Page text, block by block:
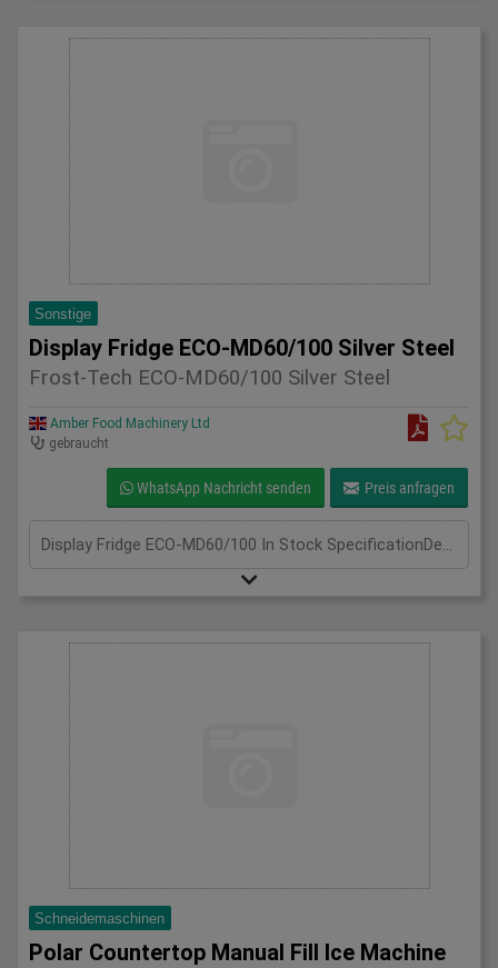
Sonstige
Display Fridge ECO-MD60/100 Silver Steel
Frost-Tech ECO-MD60/100 Silver Steel
Amber Food Machinery Ltd
gebraucht
WhatsApp Nachricht senden Preis anfragen
Display Fridge ECO-MD60/100 In Stock SpecificationDetail Manufacturer Frost-Tech Model Display Fridge ECO-MD60/100 Silver Steel Phase Single Phase Length(mm) 600 Width(mm) 1000 Height(mm) 1950
Schneidemaschinen
Polar Countertop Manual Fill Ice Machine